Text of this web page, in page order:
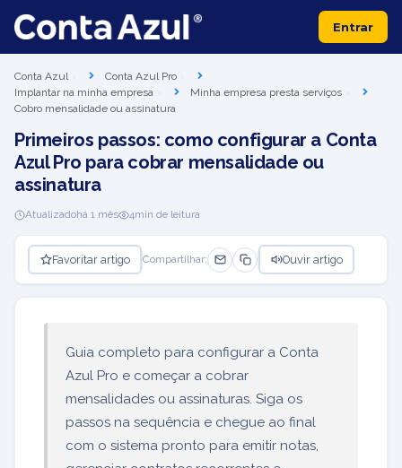
Entrar
Conta Azul
Conta Azul Pro
Implantar na minha empresa
Minha empresa presta serviços
Cobro mensalidade ou assinatura
Primeiros passos: como configurar a Conta
Azul Pro para cobrar mensalidade ou
assinatura
Atualizadohá 1 mês 4min de leitura
Favoritar artigo Compartilhar: Ouvir artigo
Guia completo para configurar a Conta
Azul Pro e começar a cobrar
mensalidades ou assinaturas. Siga os
passos na sequência e chegue ao final
com o sistema pronto para emitir notas,